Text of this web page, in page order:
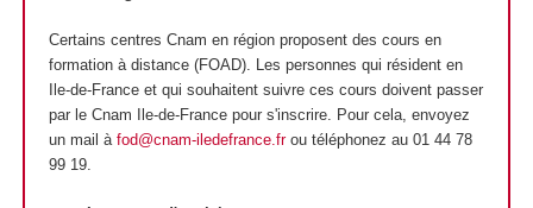
Certains centres Cnam en région proposent des cours en
formation à distance (FOAD). Les personnes qui résident en
Ile-de-France et qui souhaitent suivre ces cours doivent passer
par le Cnam Ile-de-France pour s'inscrire. Pour cela, envoyez
un mail à fod@cnam-iledefrance.frou téléphonez au 01 44 78
99 19.